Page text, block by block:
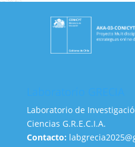
Laboratorio de
Ciencias G.R.E.C.I.A.
Contacto: